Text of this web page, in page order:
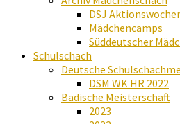
DSJ
Mädchencamps
Süddeutscher
Schulschach
Deutsche
DSM WK HR 2022
Badische Meisterschaft
2023